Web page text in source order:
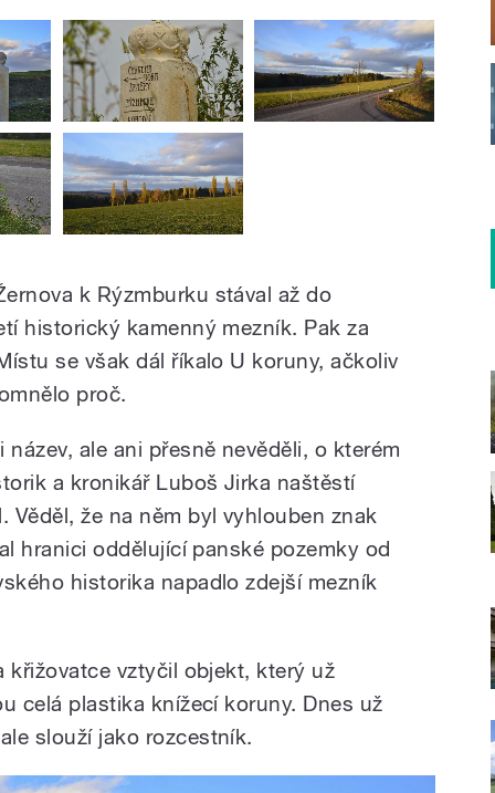
k Rýzmburku stával až do
historický kamenný mezník. Pak za
se však dál říkalo U koruny, ačkoliv
proč.
ale ani přesně nevěděli, o kterém
a kronikář Luboš Jirka naštěstí
Věděl, že na něm byl vyhlouben znak
hranici oddělující panské pozemky od
historika napadlo zdejší mezník
křižovatce vztyčil objekt, který už
celá plastika knížecí koruny. Dnes už
slouží jako rozcestník.